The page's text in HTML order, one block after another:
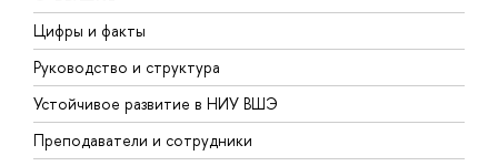
Цифры и факты
Руководство и структура
Устойчивое развитие в НИУ ВШЭ
Преподаватели и сотрудники